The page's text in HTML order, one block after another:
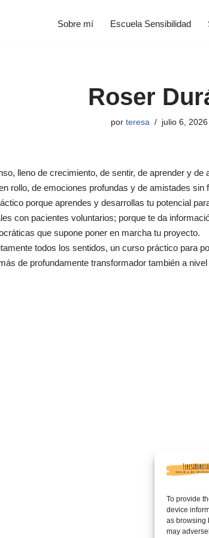
To provide
device
as browsing
may
Sobre mí Escuela Sensibilidad
Roser
por teresa julio 6, 2026
lleno de crecimiento, de sentir, de aprender y
rollo, de emociones profundas y de amistades sin
porque aprendes y desarrollas tu potencial
con pacientes voluntarios; porque te da
que supone poner en marcha tu proyecto.
todos los sentidos, un curso práctico para
de profundamente transformador también a